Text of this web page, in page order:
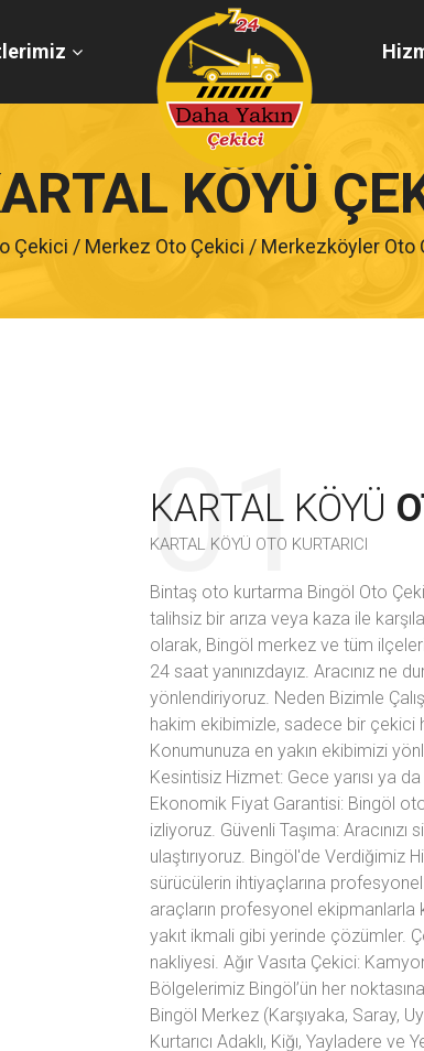
KÖYÜ
Çekici / Merkez Oto Çekici / Merkezköyler Oto
KARTAL KÖYÜ
KARTAL KÖYÜ OTO KURTARICI
Bintaş oto kurtarma Bingöl Oto
talihsiz bir arıza veya kaza ile
olarak, Bingöl merkez ve tüm
24 saat yanınızdayız. Aracınız ne
yönlendiriyoruz. Neden Bizimle
hakim ekibimizle, sadece bir çekici
Konumunuza en yakın ekibimizi
Kesintisiz Hizmet: Gece yarısı ya
Ekonomik Fiyat Garantisi: Bingöl
izliyoruz. Güvenli Taşıma:
ulaştırıyoruz. Bingöl'de Verdiğimiz
sürücülerin ihtiyaçlarına
araçların profesyonel ekipmanlarla
yakıt ikmali gibi yerinde çözümler.
nakliyesi. Ağır Vasıta Çekici:
Bölgelerimiz Bingöl’ün her
Bingöl Merkez (Karşıyaka, Saray,
Kurtarıcı Adaklı, Kiğı, Yayladere